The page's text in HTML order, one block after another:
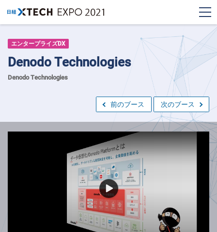
エンタープライズDX
Denodo Technologies
Denodo Technologies
前のブース 次のブース